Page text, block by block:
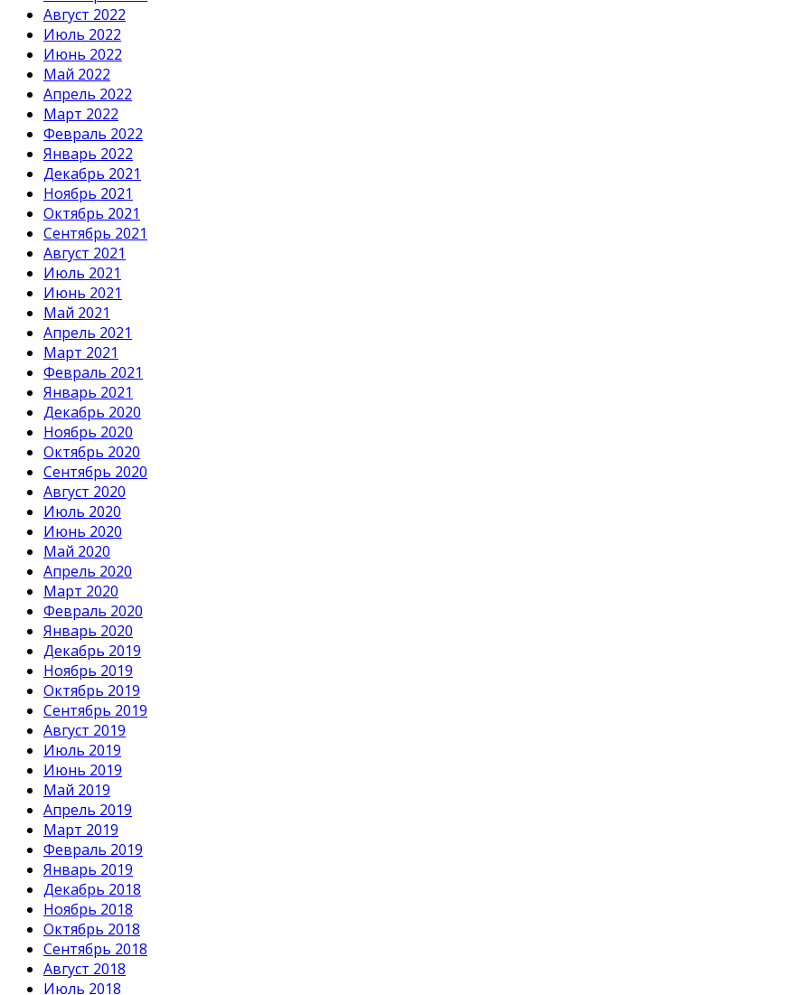
Август 2022
Июль 2022
Июнь 2022
Май 2022
Апрель 2022
Март 2022
Февраль 2022
Январь 2022
Декабрь 2021
Ноябрь 2021
Октябрь 2021
Сентябрь 2021
Август 2021
Июль 2021
Июнь 2021
Май 2021
Апрель 2021
Март 2021
Февраль 2021
Январь 2021
Декабрь 2020
Ноябрь 2020
Октябрь 2020
Сентябрь 2020
Август 2020
Июль 2020
Июнь 2020
Май 2020
Апрель 2020
Март 2020
Февраль 2020
Январь 2020
Декабрь 2019
Ноябрь 2019
Октябрь 2019
Сентябрь 2019
Август 2019
Июль 2019
Июнь 2019
Май 2019
Апрель 2019
Март 2019
Февраль 2019
Январь 2019
Декабрь 2018
Ноябрь 2018
Октябрь 2018
Сентябрь 2018
Август 2018
Июль 2018